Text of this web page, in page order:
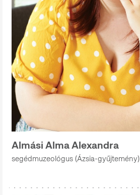
Almási Alma Alexandra
segédmuzeológus (Ázsia-gyűjtemény)